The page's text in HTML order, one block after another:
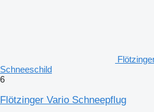
Schneeschild
6
Flötzinger Vario Schneepflug